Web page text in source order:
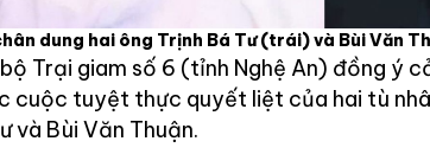
dung hai ông Trịnh Bá Tư (trái) và Bùi Văn
Trại giam số 6 (tỉnh Nghệ An) đồng ý
cuộc tuyệt thực quyết liệt của hai tù
và Bùi Văn Thuận.